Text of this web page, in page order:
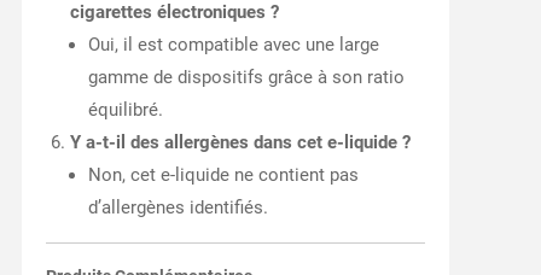
cigarettes électroniques ?
Oui, il est compatible avec une large
gamme de dispositifs grâce à son ratio
équilibré.
Y a-t-il des allergènes dans cet e-liquide ?
Non, cet e-liquide ne contient pas
d’allergènes identifiés.